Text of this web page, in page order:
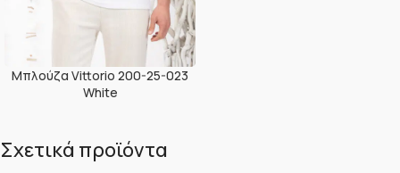
Μπλούζα Vittorio 200-25-023
White
Σχετικά προϊόντα